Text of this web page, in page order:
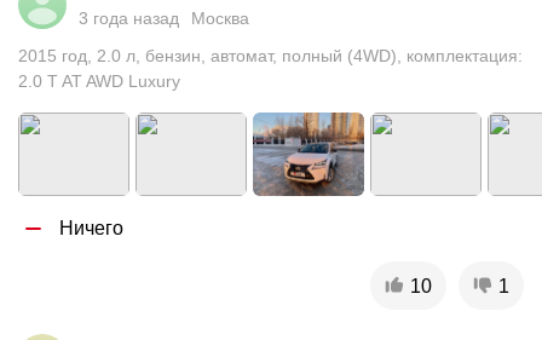
3 года назад
Москва
2015 год 2.0 л бензин автомат, полный (4WD)
комплектация:
2.0 T AT AWD Luxury
Ничего
10 1